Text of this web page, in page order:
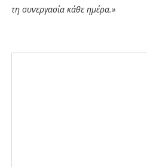
τη συνεργασία κάθε ημέρα.»